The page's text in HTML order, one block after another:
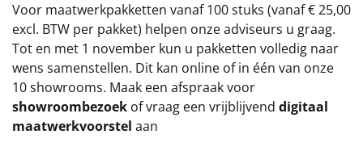
Alle overige
Voor maatwerkpakketten vanaf 100 stuks (vanaf € 25,00
excl. BTW per pakket) helpen onze adviseurs u graag.
Tot en met 1 november kun u pakketten volledig naar
wens samenstellen. Dit kan online of in één van onze
10 showrooms. Maak een afspraak voor
showroombezoek of vraag een vrijblijvend digitaal
maatwerkvoorstel aan